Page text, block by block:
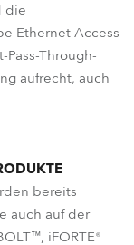
die
Ethernet Access
Through-
aufrecht, auch
bereits
auch auf der
iFORTE®